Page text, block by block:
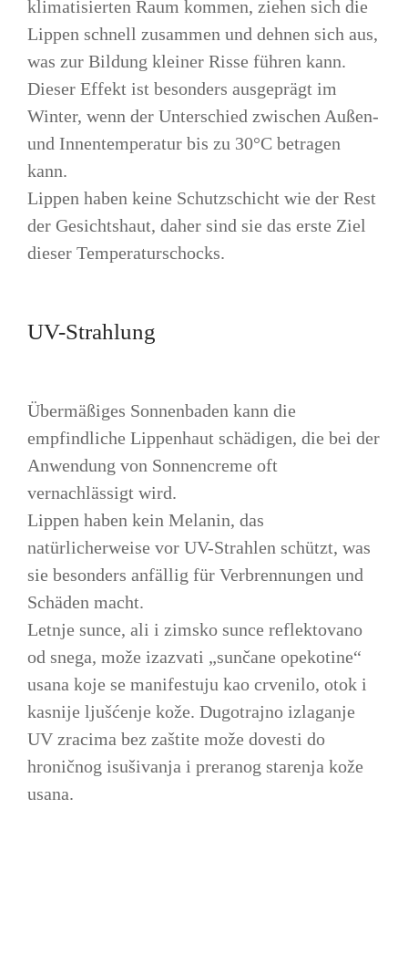
klimatisierten Raum kommen, ziehen sich die
Lippen schnell zusammen und dehnen sich aus,
was zur Bildung kleiner Risse führen kann.
Dieser Effekt ist besonders ausgeprägt im
Winter, wenn der Unterschied zwischen Außen-
und Innentemperatur bis zu 30°C betragen
kann.
Lippen haben keine Schutzschicht wie der Rest
der Gesichtshaut, daher sind sie das erste Ziel
dieser Temperaturschocks.
UV-Strahlung
Übermäßiges Sonnenbaden kann die
empfindliche Lippenhaut schädigen, die bei der
Anwendung von Sonnencreme oft
vernachlässigt wird.
Lippen haben kein Melanin, das
natürlicherweise vor UV-Strahlen schützt, was
sie besonders anfällig für Verbrennungen und
Schäden macht.
Letnje sunce, ali i zimsko sunce reflektovano
od snega, može izazvati „sunčane opekotine“
usana koje se manifestuju kao crvenilo, otok i
kasnije ljušćenje kože. Dugotrajno izlaganje
UV zracima bez zaštite može dovesti do
hroničnog isušivanja i preranog starenja kože
usana.